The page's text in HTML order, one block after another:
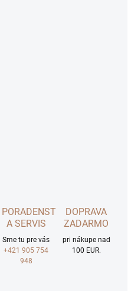
PORADENSTVO
A SERVIS
Sme tu pre vás
+421 905 754
948
DOPRAVA
ZADARMO
pri nákupe nad
100 EUR.